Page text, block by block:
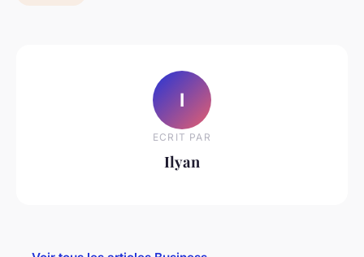
I
ECRIT PAR
Ilyan